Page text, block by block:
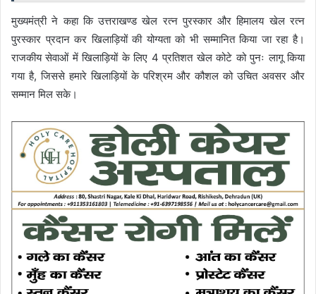
मुख्यमंत्री ने कहा कि उत्तराखण्ड खेल रत्न पुरस्कार और हिमालय खेल रत्न
पुरस्कार प्रदान कर खिलाड़ियों की योग्यता को भी सम्मानित किया जा रहा है।
राजकीय सेवाओं में खिलाड़ियों के लिए 4 प्रतिशत खेल कोटे को पुनः लागू किया
गया है, जिससे हमारे खिलाड़ियों के परिश्रम और कौशल को उचित अवसर और
सम्मान मिल सके।